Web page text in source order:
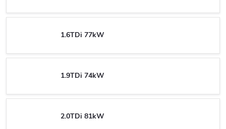
1.6TDi 77kW
1.9TDi 74kW
2.0TDi 81kW